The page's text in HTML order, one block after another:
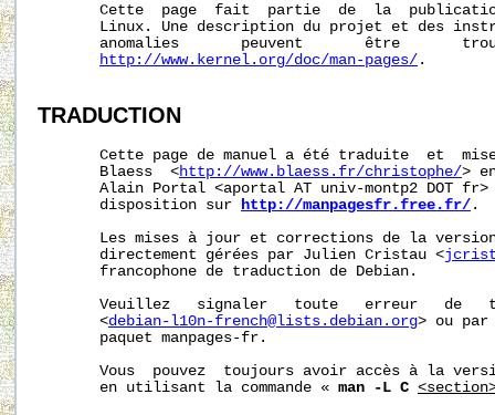
Cette  page  fait  partie  de  la
Linux. Une description du projet et des
anomalies       peuvent       être
http://www.kernel.org/doc/man-pages/ .
TRADUCTION
Cette page de manuel a été traduite  et
       Blaess  <
http://www.blaess.fr/christophe/>
Alain Portal <aportal AT univ-montp2 DOT
       disposition sur
http://manpagesfr.free.fr/ .
Les mises à jour et corrections de la
       directement gérées par Julien Cristau <
       francophone de traduction de Debian.
Veuillez   signaler   toute   erreur   de
       <
debian-l10n-french@lists.debian.org> ou par
       paquet manpages-fr.
Vous  pouvez  toujours avoir accès à la
       en utilisant la commande «
man -L C